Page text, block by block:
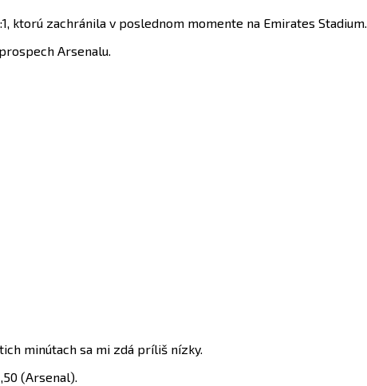
ktorú zachránila v poslednom momente na Emirates Stadium.
Arsenalu.
minútach sa mi zdá príliš nízky.
(Arsenal).